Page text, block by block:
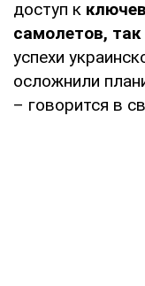
доступ к
самолетов, так
успехи
осложнили
– говорится в